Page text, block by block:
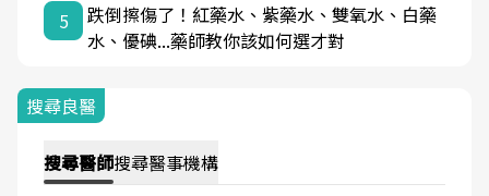
5
跌倒擦傷了！紅藥水、紫藥水、雙氧水、白藥
水、優碘...藥師教你該如何選才對
搜尋良醫
搜尋醫師搜尋醫事機構